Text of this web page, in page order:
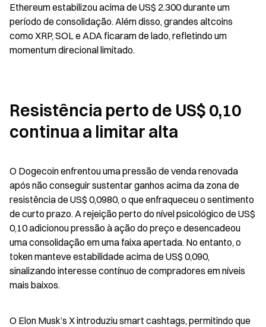
Ethereum estabilizou acima de US$ 2.300 durante um
período de consolidação. Além disso, grandes altcoins
como XRP, SOL e ADA ficaram de lado, refletindo um
momentum direcional limitado.
Resistência perto de US$ 0,10
continua a limitar alta
O Dogecoin enfrentou uma pressão de venda renovada
após não conseguir sustentar ganhos acima da zona de
resistência de US$ 0,0980, o que enfraqueceu o sentimento
de curto prazo. A rejeição perto do nível psicológico de US$
0,10 adicionou pressão à ação do preço e desencadeou
uma consolidação em uma faixa apertada. No entanto, o
token manteve estabilidade acima de US$ 0,090,
sinalizando interesse contínuo de compradores em níveis
mais baixos.
O Elon Musk’s X introduziu smart cashtags, permitindo que